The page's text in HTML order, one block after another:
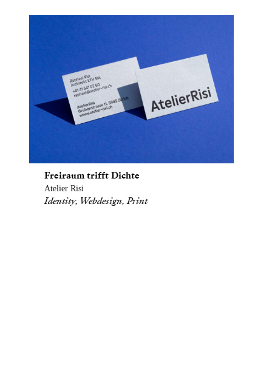
Freiraum trifft Dichte
Atelier Risi
Identity, Webdesign, Print